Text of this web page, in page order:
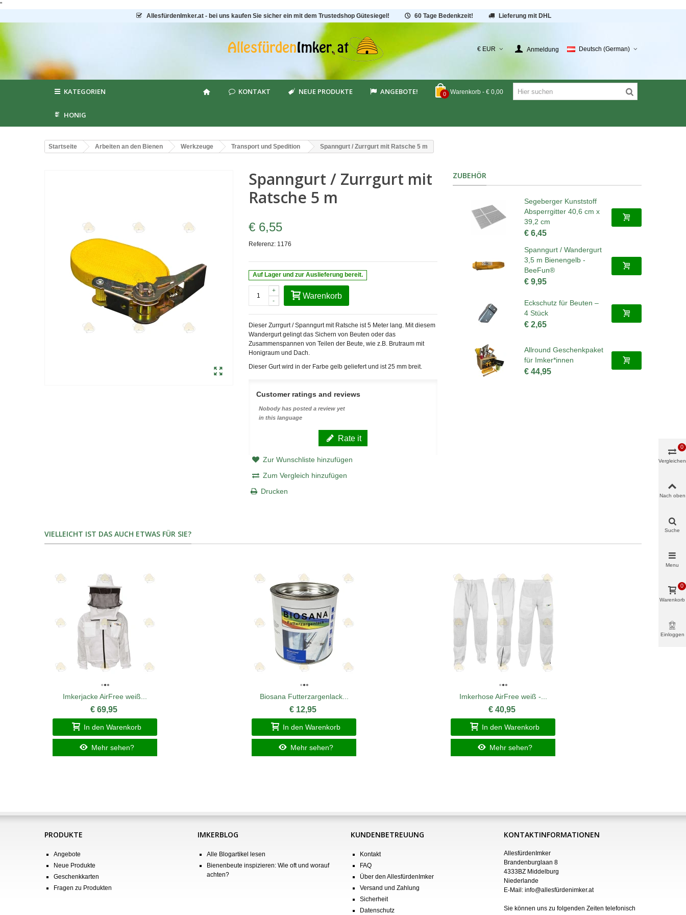
"
AllesfürdenImker.at - bei uns kaufen Sie sicher ein mit dem Trustedshop Gütesiegel!
60 Tage Bedenkzeit! Lieferung mit DHL
€ EUR Anmeldung Deutsch (German)
0 Warenkorb - € 0,00
KATEGORIEN KONTAKT NEUE PRODUKTE ANGEBOTE!
HONIG
Startseite Arbeiten an den Bienen Werkzeuge Transport und Spedition Spanngurt / Zurrgurt mit Ratsche 5 m
Spanngurt / Zurrgurt mit
Ratsche 5 m
€ 6,55
Referenz: 1176
Auf Lager und zur Auslieferung bereit.
-
+
Warenkorb
Dieser Zurrgurt / Spanngurt mit Ratsche ist 5 Meter lang. Mit diesem
Wandergurt gelingt das Sichern von Beuten oder das
Zusammenspannen von Teilen der Beute, wie z.B. Brutraum mit
Honigraum und Dach.
Dieser Gurt wird in der Farbe gelb geliefert und ist 25 mm breit.
Customer ratings and reviews
Nobody has posted a review yet
in this language
Rate it
Zur Wunschliste hinzufügen
Zum Vergleich hinzufügen
Drucken
ZUBEHÖR
Segeberger Kunststoff
Absperrgitter 40,6 cm x
39,2 cm
€ 6,45
Spanngurt / Wandergurt
3,5 m Bienengelb -
BeeFun®
€ 9,95
Eckschutz für Beuten –
4 Stück
€ 2,65
Allround Geschenkpaket
für Imker*innen
€ 44,95
VIELLEICHT IST DAS AUCH ETWAS FÜR SIE?
Imkerjacke AirFree weiß...
€ 69,95
In den Warenkorb
Mehr sehen?
Biosana Futterzargenlack...
€ 12,95
In den Warenkorb
Mehr sehen?
Imkerhose AirFree weiß -...
€ 40,95
In den Warenkorb
Mehr sehen?
PRODUKTE
Angebote
Neue Produkte
Geschenkkarten
Fragen zu Produkten
IMKERBLOG
Alle Blogartikel lesen
Bienenbeute inspizieren: Wie oft und worauf
achten?
KUNDENBETREUUNG
Kontakt
FAQ
Über den AllesfürdenImker
Versand und Zahlung
Sicherheit
Datenschutz
KONTAKTINFORMATIONEN
AllesfürdenImker
Brandenburglaan 8
4333BZ Middelburg
Niederlande
E-Mail: info@allesfürdenimker.at
Sie können uns zu folgenden Zeiten telefonisch
Vergleichen
0
Nach oben
Suche
Menu
Warenkorb
0
Einloggen